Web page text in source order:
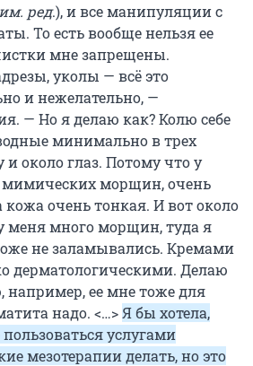
ред.), и все манипуляции с
То есть вообще нельзя ее
мне запрещены.
уколы — всё это
и нежелательно, —
— Но я делаю как? Колю себе
минимально в трех
около глаз. Потому что у
морщин, очень
очень тонкая. И вот около
у меня много морщин, туда я
не заламывались. Кремами
дерматологическими. Делаю
например, ее мне тоже для
надо. <…>Я бы хотела,
услугами
мезотерапии делать, но это